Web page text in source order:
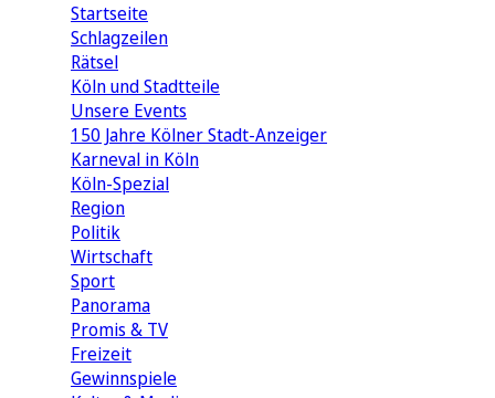
Startseite
Schlagzeilen
Rätsel
Köln und Stadtteile
Unsere Events
150 Jahre Kölner Stadt-Anzeiger
Karneval in Köln
Köln-Spezial
Region
Politik
Wirtschaft
Sport
Panorama
Promis & TV
Freizeit
Gewinnspiele